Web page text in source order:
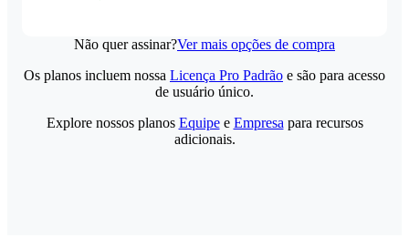
Não quer assinar?Ver mais opções de compra
Os planos incluem nossa Licença Pro Padrão e são para acesso
de usuário único.
Explore nossos planos Equipee Empresa para recursos
adicionais.